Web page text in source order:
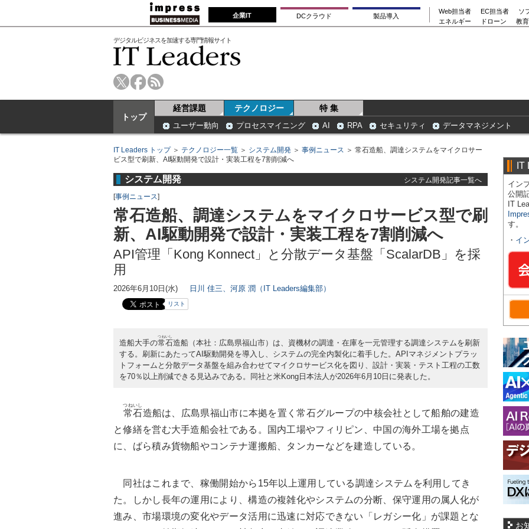
企業IT DCクラウド 製品導入
Web担当者 EC担当者
ソ
エネルギー
ドローン 教
デジタルビジネスを加速する専門情報サイト
トップ
経営課題 テクノロジー 特 集
ユーザー動向 プロセスマイニング AI RPA セキュリティ データマネジメント
IT Leaders トップ＞ テクノロジー一覧 ＞ システム開発 ＞ 事例ニュース ＞ 常石造船、調達システムをマイクロサー
ビス型で刷新、AI駆動開発で設計・実装工程を7割削減へ
システム開発
システム開発記事一覧へ
[事例ニュース]
常石造船、調達システムをマイクロサービス型で刷
新、AI駆動開発で設計・実装工程を7割削減へ
API管理「Kong Konnect」と分散データ基盤「ScalarDB」を採
用
2026年6月10日(水) 日川 佳三、河原 潤（IT Leaders編集部）
リスト
造船大手の常石
つねいし
造船（本社：広島県福山市）は、資機材の調達・在庫を一元管理する調達システムを刷新
する。刷新にあたってAI駆動開発を導入し、システムの完全内製化に着手した。APIマネジメントプラッ
トフォームと分散データ基盤を組み合わせてマイクロサービス化を図り、設計・実装・テスト工程の工数
を70％以上削減できる見込みである。同社と米Kong日本法人が2026年6月10日に発表した。
常石
つねいし
造船は、広島県福山市に本拠を置く常石グループの中核会社として船舶の建造
と修繕を営む大手造船会社である。国内工場やフィリピン、中国の海外工場を拠点
に、ばら積み貨物船やコンテナ運搬船、タンカーなどを建造している。
同社はこれまで、稼働開始から15年以上運用している調達システムを利用してき
た。しかし長年の運用により、構造の複雑化やシステムの分断、保守運用の属人化が
進み、市場環境の変化やデータ活用に迅速に対応できない「レガシー化」が課題とな
IT
イン
公開
IT
す。
・ イ
お